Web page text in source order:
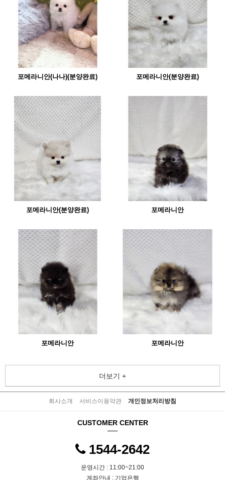
포메라니안(나나)(분양완료) 포메라니안(분양완료)
포메라니안(분양완료) 포메라니안
포메라니안 포메라니안
더보기 +
회사소개 서비스이용약관 개인정보처리방침
CUSTOMER CENTER
1544-2642
운영시간 : 11:00~21:00
계좌안내 : 기업은행